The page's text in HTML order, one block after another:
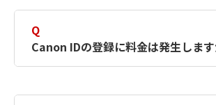
択したサービスから取得します
簡単に作成できるように、この情
Canon IDの登録フォームを入力
Q
Canon IDの登録に料金は発生します